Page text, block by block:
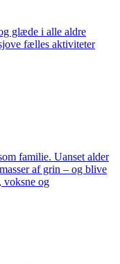
glæde i alle aldre
fælles aktiviteter
familie. Uanset alder
af grin – og blive
voksne og